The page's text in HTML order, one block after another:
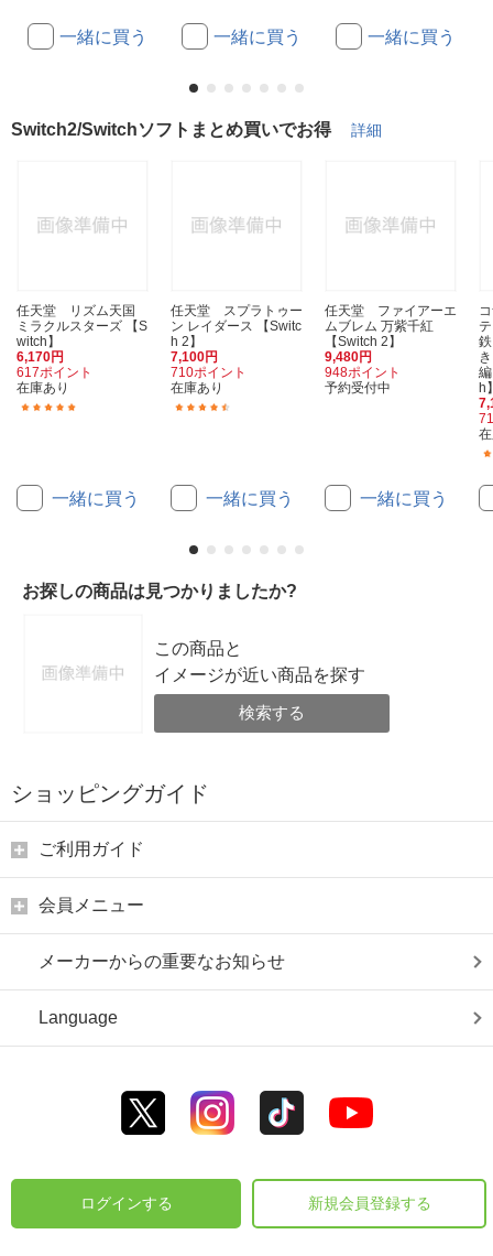
一緒に買う 一緒に買う 一緒に買う
Switch2/Switchソフトまとめ買いでお得 詳細
任天堂 リズム天国
ミラクルスターズ 【S
witch】
6,170円
617ポイント
在庫あり
一緒に買う
任天堂 スプラトゥー
ン レイダース 【Switc
h 2】
7,100円
710ポイント
在庫あり
一緒に買う
任天堂 ファイアーエ
ムブレム 万紫千紅
【Switch 2】
9,480円
948ポイント
予約受付中
一緒に買う
h
お探しの商品は見つかりましたか?
この商品と
イメージが近い商品を探す
検索する
ショッピングガイド
ご利用ガイド
会員メニュー
メーカーからの重要なお知らせ
Language
ログインする 新規会員登録する